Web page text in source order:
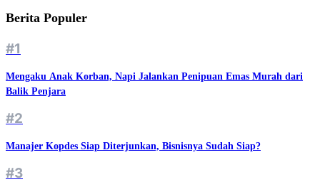
Berita Populer
#1
Mengaku Anak Korban, Napi Jalankan Penipuan Emas Murah dari
Balik Penjara
#2
Manajer Kopdes Siap Diterjunkan, Bisnisnya Sudah Siap?
#3